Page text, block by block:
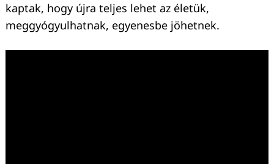
kaptak, hogy újra teljes lehet az életük,
meggyógyulhatnak, egyenesbe jöhetnek.